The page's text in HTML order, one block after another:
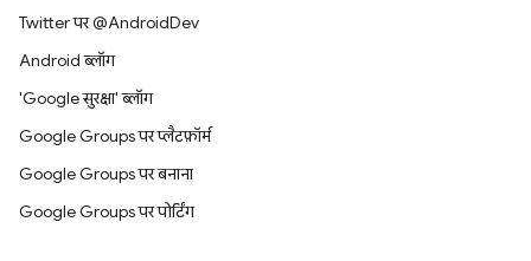
Twitter पर @AndroidDev
Android ब्लॉग
'Google सुरक्षा' ब्लॉग
Google Groups पर प्लैटफ़ॉर्म
Google Groups पर बनाना
Google Groups पर पोर्टिंग